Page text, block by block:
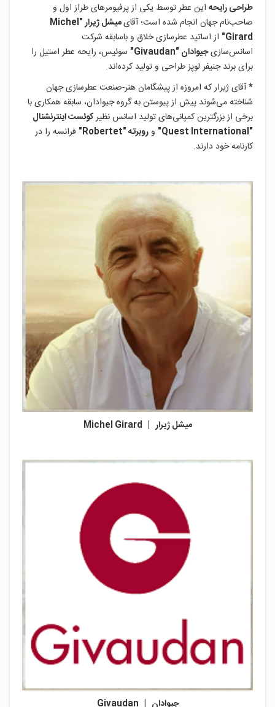
طراحی رایحه این عطر توسط یکی از پرفیومرهای طراز اول و
صاحب‌نام جهان انجام شده است؛ آقایمیشل ژیرار "Michel
Girard" از اساتید عطرسازی خلاق و باسابقه شرکت
اسانس‌سازیجیوادان "Givaudan"
سوئیس، رایحه عطر استیل را
برای برند جنیفر لوپز طراحی و تولید کرده‌اند.
*آقای ژیرار که امروزه از پیشگامان هنر-صنعت عطرسازی جهان
شناخته می‌شوند پیش از پیوستن به گروه جیوادان، سابقه همکاری با
برخی از بزرگترین کمپانی‌های تولید اسانس نظیرکوئست اینترنشنال
"Quest International"
وروبرته "Robertet"
فرانسه را در
کارنامه خود دارند.
میشل ژیرار | Michel Girard
جیوادان | Givaudan